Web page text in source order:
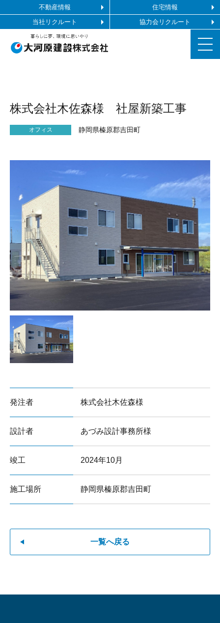
不動産情報
住宅情報
当社リクルート
協力会リクルート
協力会社の皆様へ
お問い合わせ
サイトマップ
施工ギャラリー
株式会社木佐森様 社屋新築工事
オフィス 静岡県榛原郡吉田町
発注者 株式会社木佐森様
設計者 あづみ設計事務所様
竣工 2024年10月
施工場所 静岡県榛原郡吉田町
一覧へ戻る